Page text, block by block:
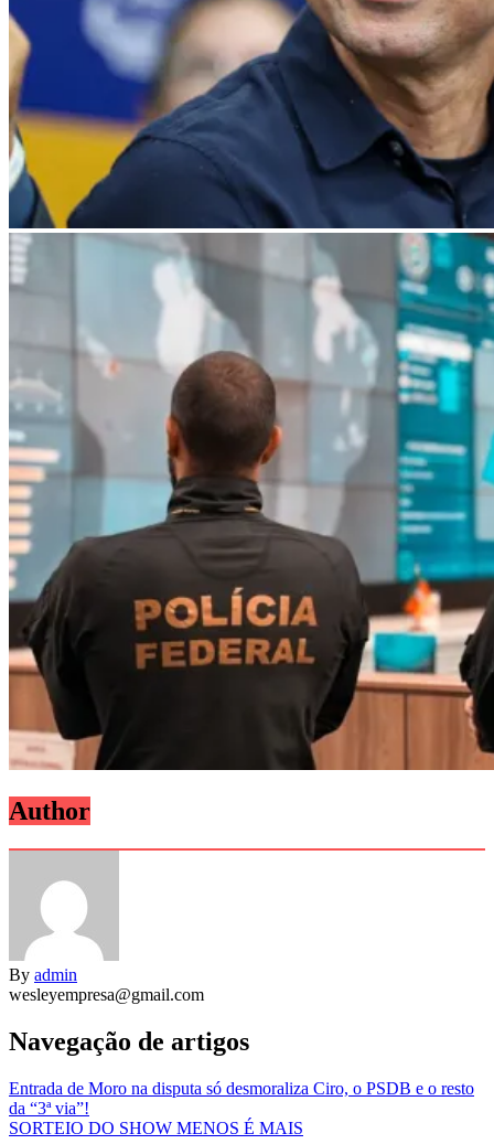
Author
By admin
wesleyempresa@gmail.com
Navegação de artigos
Entrada de Moro na disputa só desmoraliza Ciro, o PSDB e o resto
da “3ª via”!
SORTEIO DO SHOW MENOS É MAIS